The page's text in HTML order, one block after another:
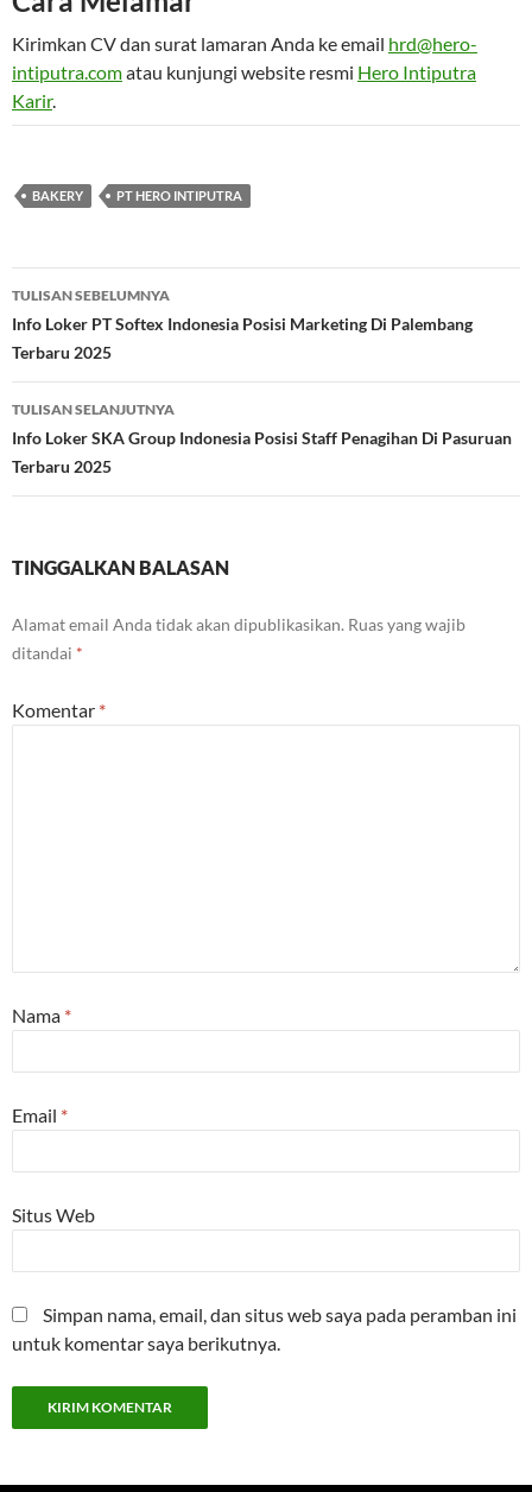
Kirimkan CV dan surat lamaran Anda ke email hrd@hero-
intiputra.comatau kunjungi website resmi Hero Intiputra
Karir.
BAKERY PT HERO INTIPUTRA
Navigasi
Tulisan
TULISAN SEBELUMNYA
Info Loker PT Softex Indonesia Posisi Marketing Di Palembang
Terbaru 2025
TULISAN SELANJUTNYA
Info Loker SKA Group Indonesia Posisi Staff Penagihan Di Pasuruan
Terbaru 2025
TINGGALKAN BALASAN
Alamat email Anda tidak akan dipublikasikan. Ruas yang wajib
ditandai *
Komentar *
Nama *
Email *
Situs Web
Simpan nama, email, dan situs web saya pada peramban ini
untuk komentar saya berikutnya.